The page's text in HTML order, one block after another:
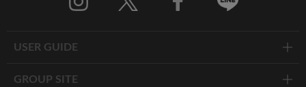
USER GUIDE
GROUP SITE